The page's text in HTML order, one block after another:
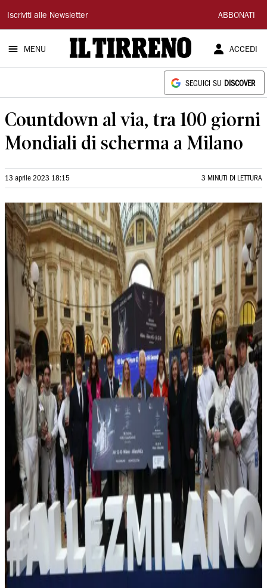
Il
Tirreno
Iscriviti alle Newsletter ABBONATI
MENU ACCEDI
SEGUICI SU DISCOVER
Countdown al via, tra 100 giorni
Mondiali di scherma a Milano
13 aprile 2023 18:15 3 MINUTI DI LETTURA